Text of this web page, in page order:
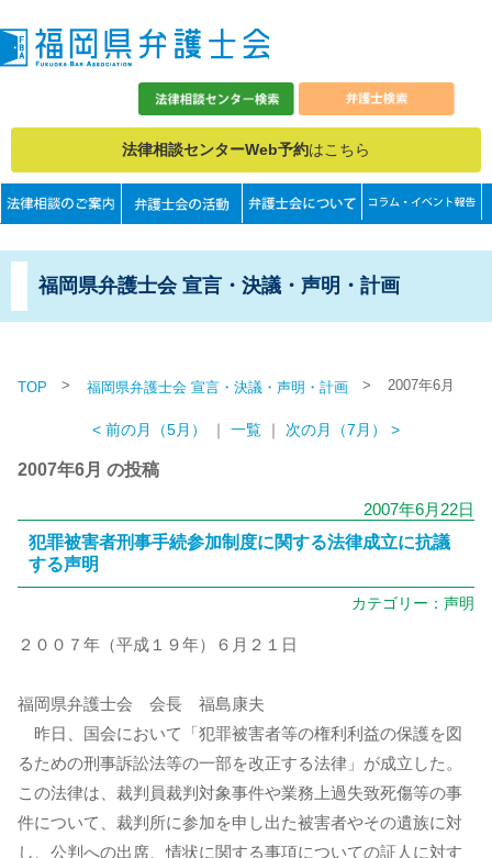
法律相談センターWeb予約はこちら
福岡県弁護士会 宣言・決議・声明・計画
TOP > 福岡県弁護士会 宣言・決議・声明・計画 > 2007年6月
< 前の月（5月） ｜ 一覧 ｜ 次の月（7月） >
2007年6月 の投稿
2007年6月22日
犯罪被害者刑事手続参加制度に関する法律成立に抗議
する声明
カテゴリー： 声明
２００７年（平成１９年）６月２１日
福岡県弁護士会 会長 福島康夫
昨日、国会において「犯罪被害者等の権利利益の保護を図
るための刑事訴訟法等の一部を改正する法律」が成立した。
この法律は、裁判員裁判対象事件や業務上過失致死傷等の事
件について、裁判所に参加を申し出た被害者やその遺族に対
し、公判への出席、情状に関する事項についての証人に対す